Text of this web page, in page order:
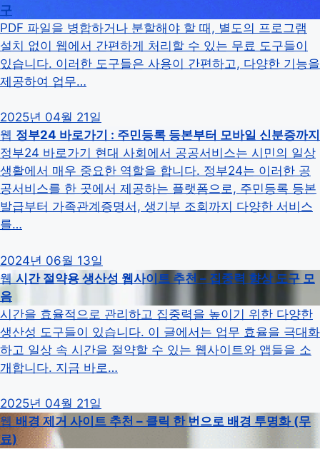
구
PDF 파일을 병합하거나 분할해야 할 때, 별도의 프로그램
설치 없이 웹에서 간편하게 처리할 수 있는 무료 도구들이
있습니다. 이러한 도구들은 사용이 간편하고, 다양한 기능을
제공하여 업무…
2025년 04월 21일
웹 정부24 바로가기 : 주민등록 등본부터 모바일 신분증까지
정부24 바로가기 현대 사회에서 공공서비스는 시민의 일상
생활에서 매우 중요한 역할을 합니다. 정부24는 이러한 공
공서비스를 한 곳에서 제공하는 플랫폼으로, 주민등록 등본
발급부터 가족관계증명서, 생기부 조회까지 다양한 서비스
를…
2024년 06월 13일
웹 시간 절약용 생산성 웹사이트 추천 – 집중력 향상 도구 모
음
시간을 효율적으로 관리하고 집중력을 높이기 위한 다양한
생산성 도구들이 있습니다. 이 글에서는 업무 효율을 극대화
하고 일상 속 시간을 절약할 수 있는 웹사이트와 앱들을 소
개합니다. 지금 바로…
2025년 04월 21일
웹 배경 제거 사이트 추천 – 클릭 한 번으로 배경 투명화 (무
료)